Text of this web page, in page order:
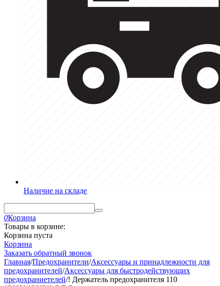
Наличие на складе
0Корзина
Товары в корзине:
Корзина пуста
Корзина
Заказать обратный звонок
Главная/Предохранители/Аксессуары и принадлежности для
предохранителей/Аксессуары для быстродействующих
предохраниетелей/! Держатель предохранителя 110